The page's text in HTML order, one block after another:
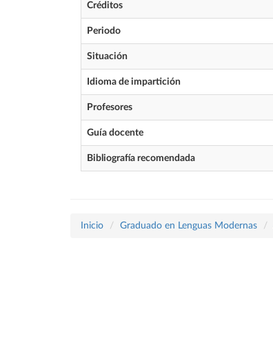
Créditos
Periodo
Situación
Idioma de impartición
Profesores
Guía docente
Bibliografía recomendada
Inicio Graduado en Lenguas Modernas